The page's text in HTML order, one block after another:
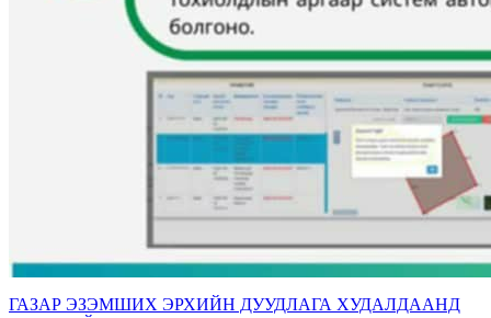
ГАЗАР ЭЗЭМШИХ ЭРХИЙН ДУУДЛАГА ХУДАЛДААНД